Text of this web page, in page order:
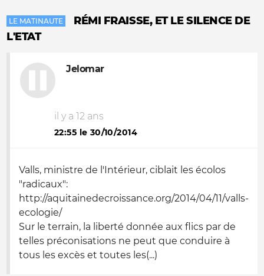
LE MATINAUTE
RÉMI FRAISSE, ET LE SILENCE DE
L'ETAT
Jelomar
il y a 12 ans
22:55 le 30/10/2014
Valls, ministre de l'Intérieur, ciblait les écolos
"radicaux":
http://aquitainedecroissance.org/2014/04/11/valls-
ecologie/
Sur le terrain, la liberté donnée aux flics par de
telles préconisations ne peut que conduire à
tous les excès et toutes les(...)